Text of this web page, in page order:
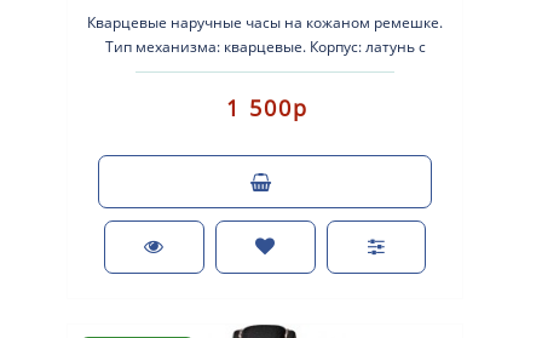
Кварцевые наручные часы на кожаном ремешке.
Тип механизма: кварцевые. Корпус: латунь с
серебристым покрытием. Кожаный рем..
1 500р